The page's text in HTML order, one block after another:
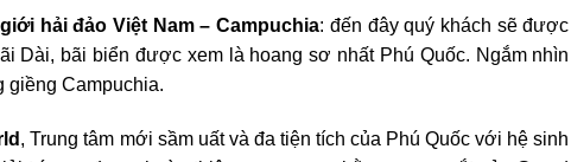
hải đảo Việt Nam – Campuchia: đến đây quý khách sẽ được
Dài, bãi biển được xem là hoang sơ nhất Phú Quốc. Ngắm nhìn
giềng Campuchia.
, Trung tâm mới sầm uất và đa tiện tích của Phú Quốc với hệ sinh